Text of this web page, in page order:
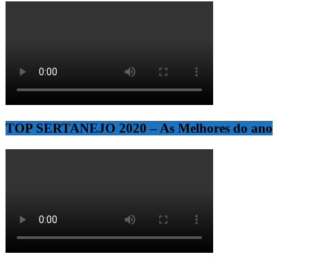
TOP SERTANEJO 2020 – As Melhores do ano